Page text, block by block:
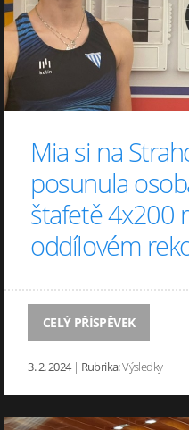
Mia si na
posunula
štafetě 4x200
oddílovém
CELÝ PŘÍSPĚVEK
3. 2. 2024 | Rubrika:Výsledky